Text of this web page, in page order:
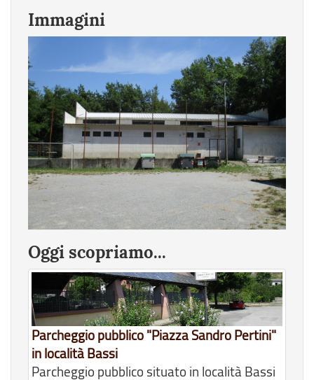
Immagini
Oggi scopriamo...
Parcheggio pubblico "Piazza Sandro Pertini"
in località Bassi
Parcheggio pubblico situato in località Bassi